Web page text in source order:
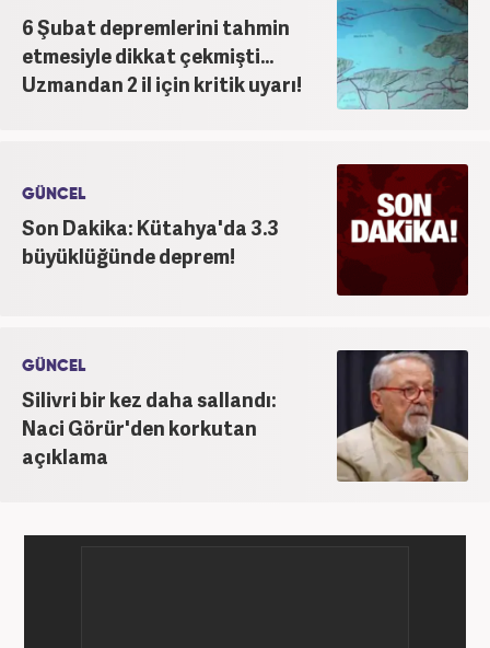
6 Şubat depremlerini tahmin
etmesiyle dikkat çekmişti...
Uzmandan 2 il için kritik uyarı!
GÜNCEL
Son Dakika: Kütahya'da 3.3
büyüklüğünde deprem!
GÜNCEL
Silivri bir kez daha sallandı:
Naci Görür'den korkutan
açıklama